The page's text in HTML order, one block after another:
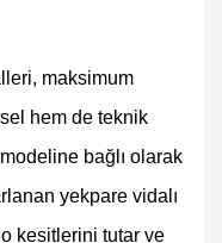
maksimum
hem de teknik
bağlı olarak
yekpare vidalı
kesitlerini tutar ve